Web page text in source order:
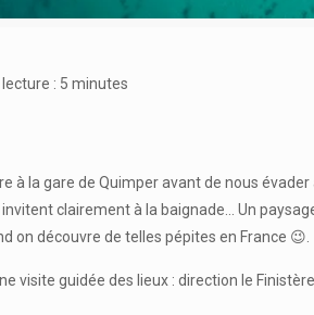
: 5 minutes
à la gare de Quimper avant de nous
clairement à la baignade… Un
on découvre de telles pépites en France 😉.
visite guidée des lieux : direction le